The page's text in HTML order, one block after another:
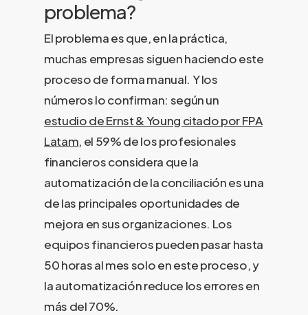
problema?
El problema es que, en la práctica,
muchas empresas siguen haciendo este
proceso de forma manual. Y los
números lo confirman: según un
estudio de Ernst & Young citado por FPA
Latam, el 59% de los profesionales
financieros considera que la
automatización de la conciliación es una
de las principales oportunidades de
mejora en sus organizaciones. Los
equipos financieros pueden pasar hasta
50 horas al mes solo en este proceso, y
la automatización reduce los errores en
más del 70%.